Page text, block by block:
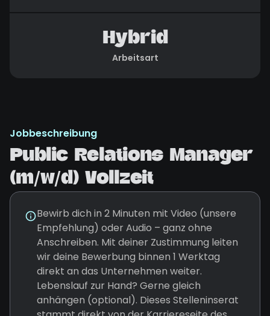
Hybrid
Arbeitsart
Jobbeschreibung
Public Relations Manager
(m/w/d) Vollzeit
Bewirb dich in 2 Minuten mit Video (unsere
Empfehlung) oder Audio – ganz ohne
Anschreiben. Mit deiner Zustimmung leiten
wir deine Bewerbung binnen 1 Werktag
direkt an das Unternehmen weiter.
Lebenslauf zur Hand? Gerne gleich
anhängen (optional). Dieses Stelleninserat